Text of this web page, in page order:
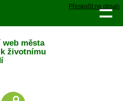
Přeskočit na obsah
města
životnímu